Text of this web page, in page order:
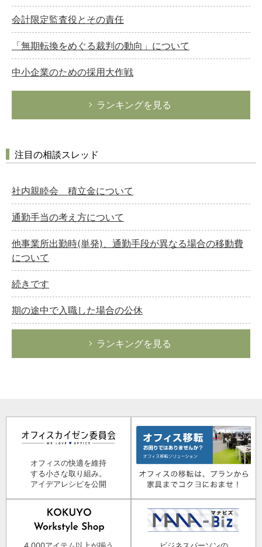
会計限定監査役とその責任
「無期転換をめぐる裁判の動向」について
中小企業のための採用大作戦
ランキングを見る
注目の相談スレッド
社内親睦会 積立金について
通勤手当の考え方について
他事業所出勤時(単発)、通勤手段が異なる場合の移動費
について
続きです
期の途中で入職した場合の公休
ランキングを見る
オフィスの快適を維持
する小さな取り組み。
アイデアレシピを公開